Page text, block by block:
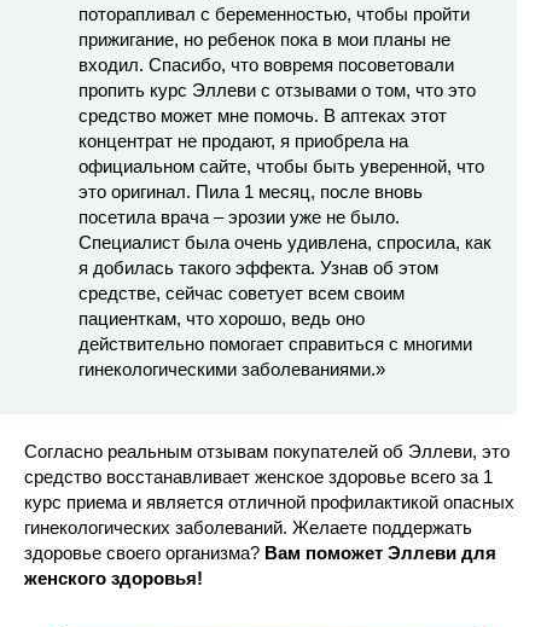
поторапливал с беременностью, чтобы пройти
прижигание, но ребенок пока в мои планы не
входил. Спасибо, что вовремя посоветовали
пропить курс Эллеви с отзывами о том, что это
средство может мне помочь. В аптеках этот
концентрат не продают, я приобрела на
официальном сайте, чтобы быть уверенной, что
это оригинал. Пила 1 месяц, после вновь
посетила врача – эрозии уже не было.
Специалист была очень удивлена, спросила, как
я добилась такого эффекта. Узнав об этом
средстве, сейчас советует всем своим
пациенткам, что хорошо, ведь оно
действительно помогает справиться с многими
гинекологическими заболеваниями.»
Согласно реальным отзывам покупателей об Эллеви, это
средство восстанавливает женское здоровье всего за 1
курс приема и является отличной профилактикой опасных
гинекологических заболеваний. Желаете поддержать
здоровье своего организма? Вам поможет Эллеви для
женского здоровья!